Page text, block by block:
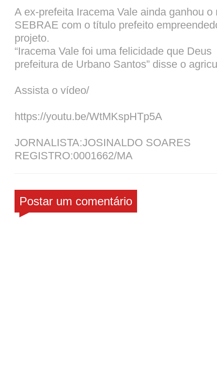
A ex-prefeita Iracema Vale ainda ganhou
SEBRAE com o título prefeito
projeto.
“Iracema Vale foi uma felicidade que
prefeitura de Urbano Santos” disse o
Assista o vídeo/
https://youtu.be/WtMKspHTp5A
JORNALISTA:JOSINALDO SOARES
REGISTRO:0001662/MA
Postar um comentário